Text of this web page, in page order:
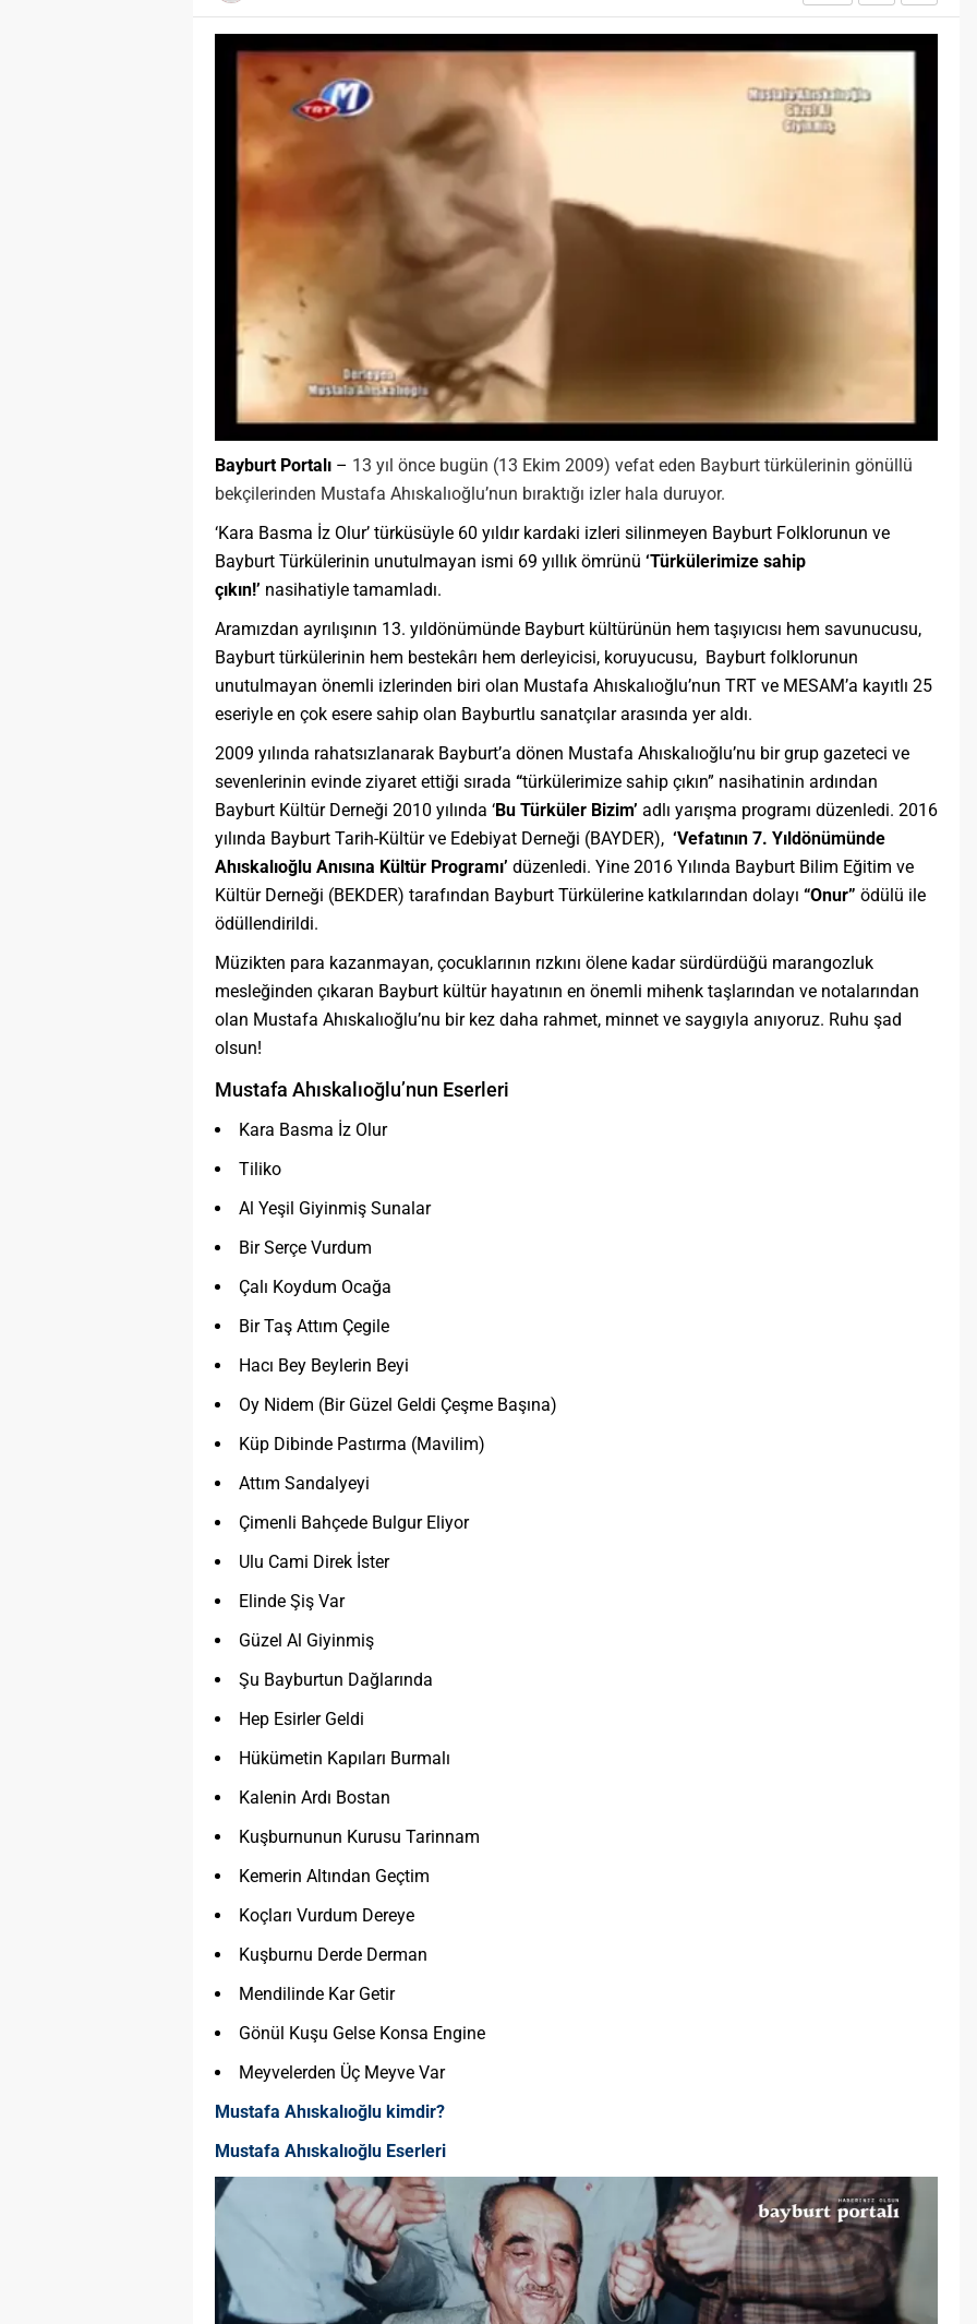
Bayburt Portalı – 13 yıl önce bugün (13 Ekim 2009) vefat eden Bayburt türkülerinin gönüllü
bekçilerinden Mustafa Ahıskalıoğlu’nun bıraktığı izler hala duruyor.
‘Kara Basma İz Olur’ türküsüyle 60 yıldır kardaki izleri silinmeyen Bayburt Folklorunun ve
Bayburt Türkülerinin unutulmayan ismi 69 yıllık ömrünü ‘Türkülerimize sahip
çıkın!’ nasihatiyle tamamladı.
Aramızdan ayrılışının 13. yıldönümünde Bayburt kültürünün hem taşıyıcısı hem savunucusu,
Bayburt türkülerinin hem bestekârı hem derleyicisi, koruyucusu, Bayburt folklorunun
unutulmayan önemli izlerinden biri olan Mustafa Ahıskalıoğlu’nun TRT ve MESAM’a kayıtlı 25
eseriyle en çok esere sahip olan Bayburtlu sanatçılar arasında yer aldı.
2009 yılında rahatsızlanarak Bayburt’a dönen Mustafa Ahıskalıoğlu’nu bir grup gazeteci ve
sevenlerinin evinde ziyaret ettiği sırada “türkülerimize sahip çıkın” nasihatinin ardından
Bayburt Kültür Derneği 2010 yılında ‘Bu Türküler Bizim’ adlı yarışma programı düzenledi. 2016
yılında Bayburt Tarih-Kültür ve Edebiyat Derneği (BAYDER), ‘Vefatının 7. Yıldönümünde
Ahıskalıoğlu Anısına Kültür Programı’ düzenledi. Yine 2016 Yılında Bayburt Bilim Eğitim ve
Kültür Derneği (BEKDER) tarafından Bayburt Türkülerine katkılarından dolayı “Onur” ödülü ile
ödüllendirildi.
Müzikten para kazanmayan, çocuklarının rızkını ölene kadar sürdürdüğü marangozluk
mesleğinden çıkaran Bayburt kültür hayatının en önemli mihenk taşlarından ve notalarından
olan Mustafa Ahıskalıoğlu’nu bir kez daha rahmet, minnet ve saygıyla anıyoruz. Ruhu şad
olsun!
Mustafa Ahıskalıoğlu’nun Eserleri
Kara Basma İz Olur
Tiliko
Al Yeşil Giyinmiş Sunalar
Bir Serçe Vurdum
Çalı Koydum Ocağa
Bir Taş Attım Çegile
Hacı Bey Beylerin Beyi
Oy Nidem (Bir Güzel Geldi Çeşme Başına)
Küp Dibinde Pastırma (Mavilim)
Attım Sandalyeyi
Çimenli Bahçede Bulgur Eliyor
Ulu Cami Direk İster
Elinde Şiş Var
Güzel Al Giyinmiş
Şu Bayburtun Dağlarında
Hep Esirler Geldi
Hükümetin Kapıları Burmalı
Kalenin Ardı Bostan
Kuşburnunun Kurusu Tarinnam
Kemerin Altından Geçtim
Koçları Vurdum Dereye
Kuşburnu Derde Derman
Mendilinde Kar Getir
Gönül Kuşu Gelse Konsa Engine
Meyvelerden Üç Meyve Var
Mustafa Ahıskalıoğlu kimdir?
Mustafa Ahıskalıoğlu Eserleri
Öğrenme, istisnasız tüm
toplumların gelişiminde ve
hayati öneme sahip bir olgu
olarak tarih boyunca konu olmuş
temel bir insan işlevidir.
davranışsal...